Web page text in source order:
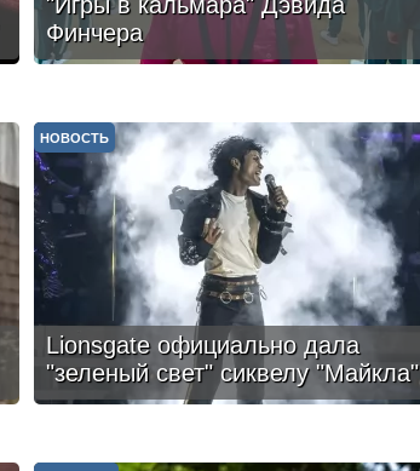
Финчера
Lionsgate официально дала
"зеленый свет" сиквелу "Майкла"
НОВОСТЬ